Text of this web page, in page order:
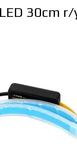
LED 30cm